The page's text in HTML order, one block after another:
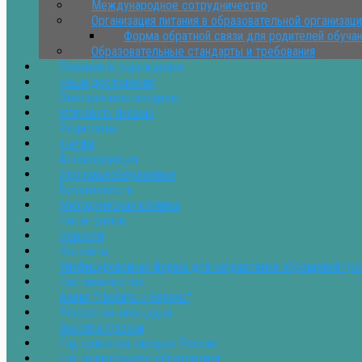
Международное сотрудничество
Организация питания в образовательной
Форма обратной связи для родителей
Образовательные стандарты и требования
Реквизиты учреждения
Наши достижения
Электронные ресурсы
Отправить письмо
Родителям
Детям
Антикоррупция
Здоровьесбережение
Безопасность
Методическая копилка
Наши группы
Новости
Контакты
Унифицированная форма для направления обращений
Наставничество
Акция "Любить и беречь"
Ресурсная площадка
Эколята России
Год единства народов России
Год дошкольного образования